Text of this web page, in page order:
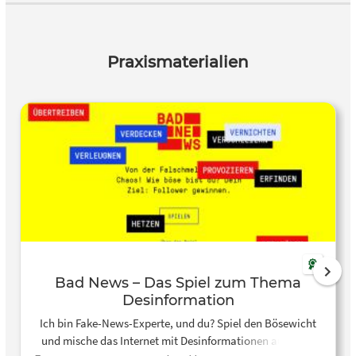
Praxismaterialien
Bad News – Das Spiel zum Thema
Desinformation
Ich bin Fake-News-Experte, und du? Spiel den Bösewicht
und mische das Internet mit Desinformationen auf! Dein